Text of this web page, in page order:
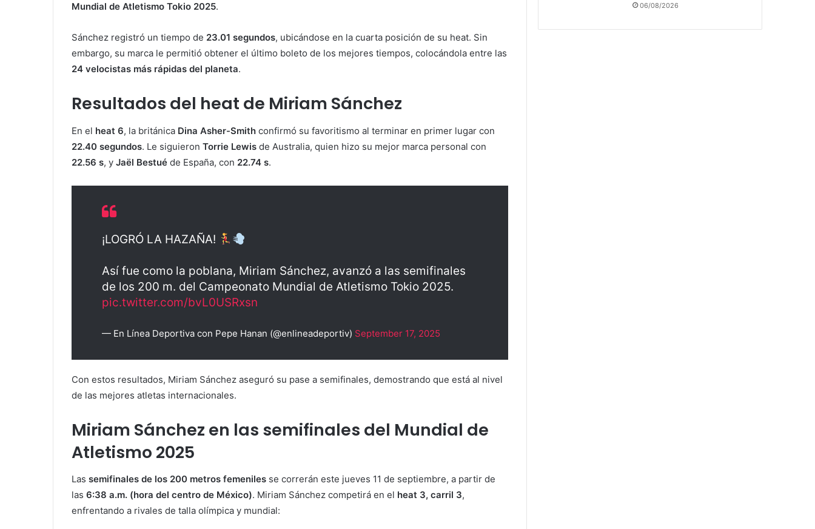
Mundial de Atletismo Tokio 2025.
Sánchez registró un tiempo de 23.01 segundos, ubicándose en la cuarta posición de su heat. Sin
embargo, su marca le permitió obtener el último boleto de los mejores tiempos, colocándola entre las
24 velocistas más rápidas del planeta.
Resultados del heat de Miriam Sánchez
En el heat 6, la británica Dina Asher-Smith confirmó su favoritismo al terminar en primer lugar con
22.40 segundos. Le siguieron Torrie Lewis de Australia, quien hizo su mejor marca personal con
22.56 s, y Jaël Bestué de España, con 22.74 s.
¡LOGRÓ LA HAZAÑA!
Así fue como la poblana, Miriam Sánchez, avanzó a las semifinales
de los 200 m. del Campeonato Mundial de Atletismo Tokio 2025.
pic.twitter.com/bvL0USRxsn
— En Línea Deportiva con Pepe Hanan (@enlineadeportiv) September 17, 2025
Con estos resultados, Miriam Sánchez aseguró su pase a semifinales, demostrando que está al nivel
de las mejores atletas internacionales.
Miriam Sánchez en las semifinales del Mundial de
Atletismo 2025
Las semifinales de los 200 metros femeniles se correrán este jueves 11 de septiembre, a partir de
las 6:38 a.m. (hora del centro de México). Miriam Sánchez competirá en el heat 3, carril 3,
enfrentando a rivales de talla olímpica y mundial:
06/08/2026